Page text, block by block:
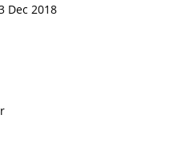
Dec 2018